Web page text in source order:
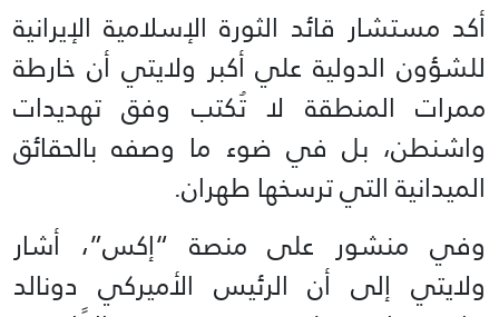
أكد مستشار قائد الثورة الإسلامية الإيرانية
للشؤون الدولية علي أكبر ولايتي أن خارطة
ممرات المنطقة لا تُكتب وفق تهديدات
واشنطن، بل في ضوء ما وصفه بالحقائق
الميدانية التي ترسخها طهران.
وفي منشور على منصة “إكس”، أشار
ولايتي إلى أن الرئيس الأميركي دونالد